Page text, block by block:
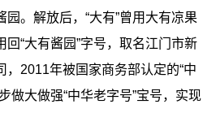
。解放后，“大有”曾用大有凉果
“大有酱园”字号，取名江门市新
，2011年被国家商务部认定的“中
做大做强“中华老字号”宝号，实现